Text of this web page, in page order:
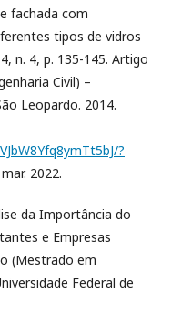
fachada com
tipos de vidros
n. 4, p. 135-145. Artigo
Civil) –
Leopardo. 2014.
?
2022.
da Importância do
e Empresas
(Mestrado em
Federal de